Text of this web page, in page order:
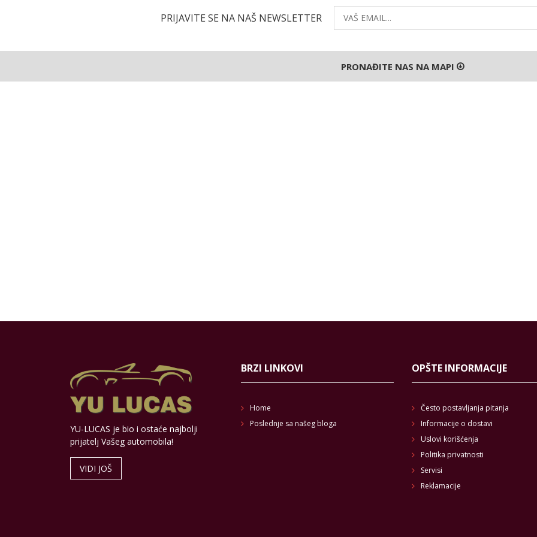
PRIJAVITE SE NA NAŠ NEWSLETTER
PRONAĐITE NAS NA MAPI
YU-LUCAS je bio i ostaće najbolji
prijatelj Vašeg automobila!
VIDI JOŠ
BRZI LINKOVI
Home
Poslednje sa našeg bloga
OPŠTE INFORMACIJE
Često postavljanja pitanja
Informacije o dostavi
Uslovi korišćenja
Politika privatnosti
Servisi
Reklamacije